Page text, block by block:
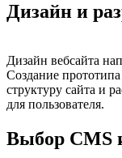
Дизайн и
Дизайн вебсайта
Создание прототипа
структуру сайта и
для пользователя.
Выбор CMS